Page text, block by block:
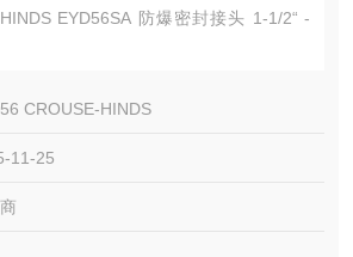
EYD56SA 防爆密封接头 1-1/2“ -
HINDS EYD56
CROUSE-HINDS
11-25